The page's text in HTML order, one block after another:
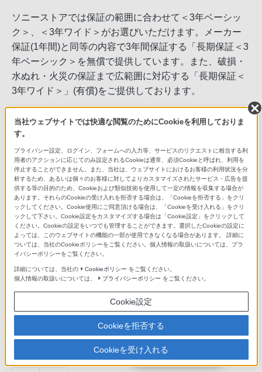
ソニーストアでは保証の範囲に合わせて＜3年ベーシッ
ク＞、＜3年ワイド＞がお選びいただけます。メーカー
保証(1年間)と同等の内容で3年間保証する「長期保証＜3
年ベーシック＞を無償で提供しています。また、破損・
水ぬれ・火災の保証まで広範囲に対応する「長期保証＜
3年ワイド＞」(有償)をご提供しております。
長期保証（VAIO）についてさらに詳しく
各部名称・サイズ
当社ウェブサイトでは快適な閲覧のためにCookieを利用しておりま
す。
プライバシー設定、ログイン、フォームへの入力等、サービスのリクエストに相当する利
用者のアクションに応じてのみ設定されるCookieは通常、必須Cookieと呼ばれ、利用を
停止することができません。また、当社は、ウェブサイトにおけるお客様の利用状況を分
析するため、あるいは個々のお客様に対してよりカスタマイズされたサービス・広告を提
供する等の目的のため、Cookieおよび類似技術を使用して一定の情報を収集する場合が
あります。それらのCookieの受け入れを拒否する場合は、「Cookieを拒否する」をクリ
ックしてください。Cookie使用にご同意頂ける場合は、「Cookieを受け入れる」をクリ
ックして下さい。Cookie設定をカスタマイズする場合は「Cookie設定」をクリックして
ください。Cookieの設定をいつでも管理することができます。選択したCookieの設定に
よっては、このウェブサイトの機能の一部が使用できなくなる場合があります。 詳細に
ついては、当社のCookieポリシーをご覧ください。個人情報の取扱いについては、プラ
イバシーポリシーをご覧ください。
詳細については、当社の Cookieポリシー をご覧ください。
個人情報の取扱いについては、
プライバシーポリシー をご覧ください。
Cookie設定
Cookieを拒否する
Cookieを受け入れる